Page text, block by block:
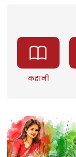
कहानी